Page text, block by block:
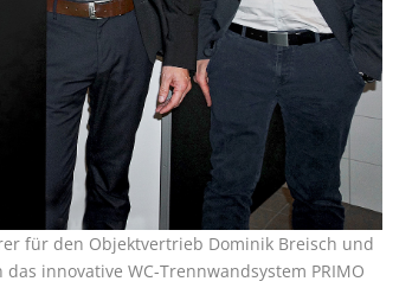
für den Objektvertrieb Dominik Breisch und
innovative WC-Trennwandsystem PRIMO